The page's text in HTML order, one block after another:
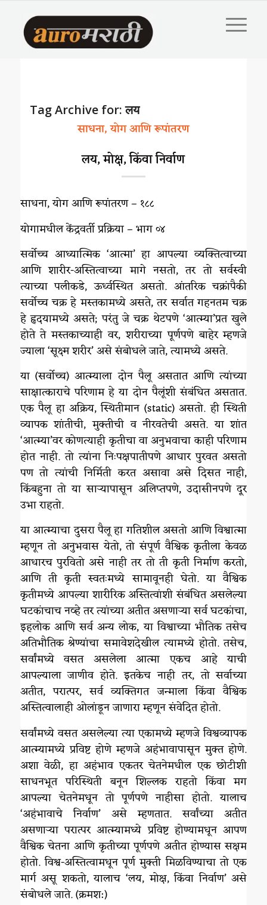
Tag Archive for:लय
साधना, योग आणि रूपांतरण
लय, मोक्ष, किंवा निर्वाण
साधना, योग आणि रूपांतरण – १८८
योगामधील केंद्रवर्ती प्रक्रिया – भाग ०४
सर्वोच्च आध्यात्मिक ‘आत्मा’ हा आपल्या व्यक्तित्वाच्या
आणि शारीर-अस्तित्वाच्या मागे नसतो, तर तो सर्वस्वी
त्याच्या पलीकडे, ऊर्ध्वस्थित असतो. आंतरिक चक्रांपैकी
सर्वोच्च चक्र हे मस्तकामध्ये असते, तर सर्वात गहनतम चक्र
हे हृदयामध्ये असते; परंतु जे चक्र थेटपणे ‘आत्म्या’प्रत खुले
होते ते मस्तकाच्याही वर, शरीराच्या पूर्णपणे बाहेर म्हणजे
ज्याला ‘सूक्ष्म शरीर’ असे संबोधले जाते, त्यामध्ये असते.
या (सर्वोच्च) आत्म्याला दोन पैलू असतात आणि त्यांच्या
साक्षात्काराचे परिणाम हे या दोन पैलूंशी संबंधित असतात.
एक पैलू हा अक्रिय, स्थितीमान (static) असतो. ही स्थिती
व्यापक शांतीची, मुक्तीची व नीरवतेची असते. या शांत
‘आत्म्या’वर कोणत्याही कृतीचा वा अनुभवाचा काही परिणाम
होत नाही. तो त्यांना निःपक्षपातीपणे आधार पुरवत असतो
पण तो त्यांची निर्मिती करत असावा असे दिसत नाही,
किंबहुना तो या साऱ्यापासून अलिप्तपणे, उदासीनपणे दूर
उभा राहतो.
या आत्म्याचा दुसरा पैलू हा गतिशील असतो आणि विश्वात्मा
म्हणून तो अनुभवास येतो, तो संपूर्ण वैश्विक कृतीला केवळ
आधारच पुरवितो असे नाही तर तो ती कृती निर्माण करतो,
आणि ती कृती स्वतःमध्ये सामावूनही घेतो. या वैश्विक
कृतीमध्ये आपल्या शारीरिक अस्तित्वांशी संबंधित असलेल्या
घटकांचाच नव्हे तर त्यांच्या अतीत असणाऱ्या सर्व घटकांचा,
इहलोक आणि सर्व अन्य लोक, या विश्वाच्या भौतिक तसेच
अतिभौतिक श्रेण्यांचा समावेशदेखील त्यामध्ये होतो. तसेच,
सर्वांमध्ये वसत असलेला आत्मा एकच आहे याची
आपल्याला जाणीव होते. इतकेच नाही तर, तो सर्वाच्या
अतीत, परात्पर, सर्व व्यक्तिगत जन्माला किंवा वैश्विक
अस्तित्वालाही ओलांडून जाणारा म्हणून संवेदित होतो.
सर्वांमध्ये वसत असलेल्या त्या एकामध्ये म्हणजे विश्वव्यापक
आत्म्यामध्ये प्रविष्ट होणे म्हणजे अहंभावापासून मुक्त होणे.
अशा वेळी, हा अहंभाव एकतर चेतनेमधील एक छोटीशी
साधनभूत परिस्थिती बनून शिल्लक राहतो किंवा मग
आपल्या चेतनेमधून तो पूर्णपणे नाहीसा होतो. यालाच
‘अहंभावाचे निर्वाण’ असे म्हणतात. सर्वांच्या अतीत
असणाऱ्या परात्पर आत्म्यामध्ये प्रविष्ट होण्यामधून आपण
वैश्विक चेतना आणि कृतीच्या पूर्णपणे अतीत होण्यास सक्षम
होतो. विश्व-अस्तित्वामधून पूर्ण मुक्ती मिळविण्याचा तो एक
मार्ग असू शकतो, यालाच ‘लय, मोक्ष, किंवा निर्वाण’ असे
संबोधले जाते. (क्रमश:)